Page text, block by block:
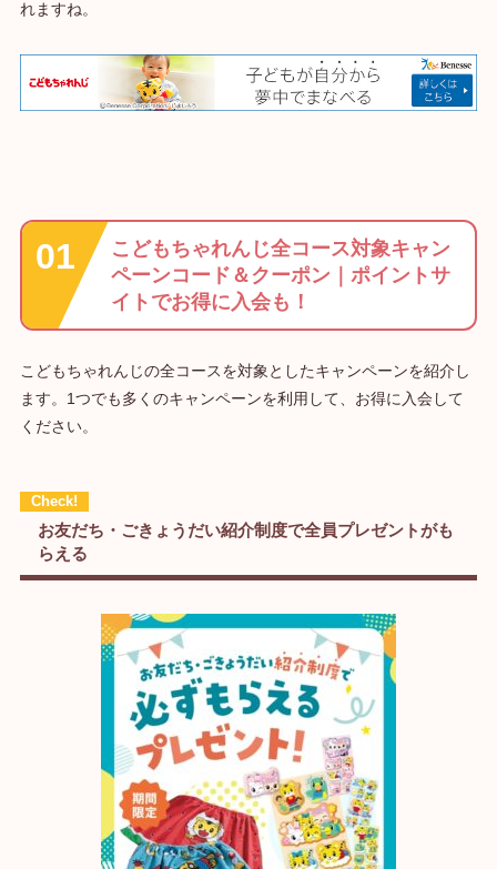
れますね。
こどもちゃれんじ全コース対象キャン
ペーンコード＆クーポン｜ポイントサ
イトでお得に入会も！
こどもちゃれんじの全コースを対象としたキャンペーンを紹介し
ます。1つでも多くのキャンペーンを利用して、お得に入会して
ください。
お友だち・ごきょうだい紹介制度で全員プレゼントがも
らえる